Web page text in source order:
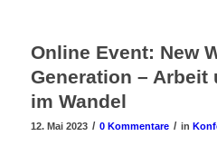
Online Event: New
Generation – Arbeit
im Wandel
12. Mai 2023 / 0 Kommentare / in